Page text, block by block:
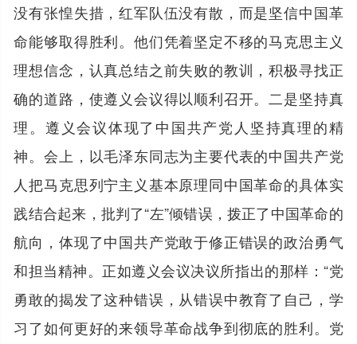
没有张惶失措，红军队伍没有散，而是坚信中国革
命能够取得胜利。他们凭着坚定不移的马克思主义
理想信念，认真总结之前失败的教训，积极寻找正
确的道路，使遵义会议得以顺利召开。二是坚持真
理。遵义会议体现了中国共产党人坚持真理的精
神。会上，以毛泽东同志为主要代表的中国共产党
人把马克思列宁主义基本原理同中国革命的具体实
践结合起来，批判了“左”倾错误，拨正了中国革命的
航向，体现了中国共产党敢于修正错误的政治勇气
和担当精神。正如遵义会议决议所指出的那样：“党
勇敢的揭发了这种错误，从错误中教育了自己，学
习了如何更好的来领导革命战争到彻底的胜利。党